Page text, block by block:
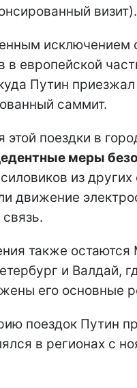
визит).
исключением
в европейской
Путин
саммит.
этой поездки в
меры
из других
движение
также остаются
и Валдай,
его основные
поездок Путин
в регионах с